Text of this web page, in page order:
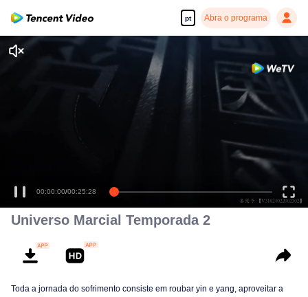
pt Abra o programa
00:00:00/00:25:28
Universo Marcial Temporada 2
Toda a jornada do sofrimento consiste em roubar yin e yang, aproveitar a